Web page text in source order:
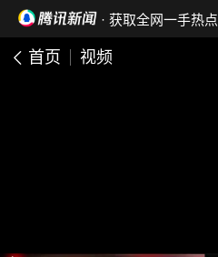
· 获取全网一手热点
首页 视频